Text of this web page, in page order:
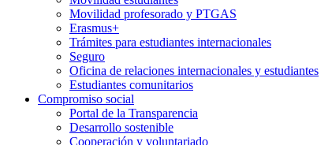
Movilidad profesorado y PTGAS
Erasmus+
Trámites para estudiantes internacionales
Seguro
Oficina de relaciones internacionales y estudiantes
Estudiantes comunitarios
Compromiso social
Portal de la Transparencia
Desarrollo sostenible
Cooperación y voluntariado